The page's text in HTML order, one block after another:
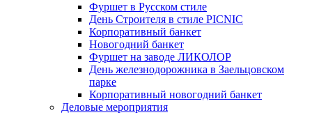
Фуршет в Русском стиле
День Строителя в стиле PICNIC
Корпоративный банкет
Новогодний банкет
Фуршет на заводе ЛИКОЛОР
День железнодорожника в Заельцовском
парке
Корпоративный новогодний банкет
Деловые мероприятия